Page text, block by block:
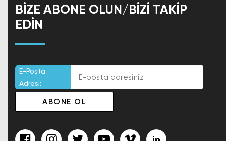
BIZE ABONE OLUN/BIZI TAKIP
EDIN
E-Posta
Adresi: